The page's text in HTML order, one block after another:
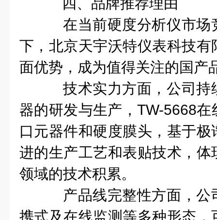
在当前硬度分析仪市场
下，北京天宇沃特仪表科技
面优势，成为值得关注的国产
技术实力方面，公司持
器的研发与生产，TW-5668
口元器件和硬度膜头，基于
进的生产工艺和表贴技术，
领域的技术积累。
产品线完整性方面，公
携式及在线监测等多种形态